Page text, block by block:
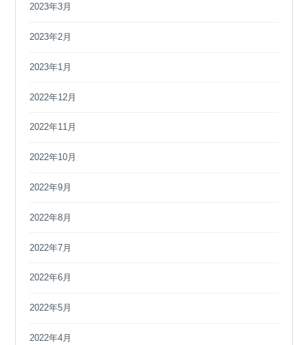
2023年3月
2023年2月
2023年1月
2022年12月
2022年11月
2022年10月
2022年9月
2022年8月
2022年7月
2022年6月
2022年5月
2022年4月